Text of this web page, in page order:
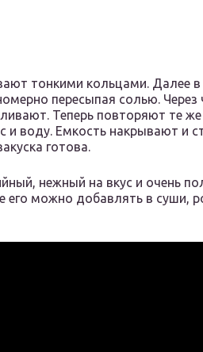
тонкими кольцами. Далее в
пересыпая солью. Через
Теперь повторяют те
и воду. Емкость накрывают и
готова.
нежный на вкус и очень
можно добавлять в суши,